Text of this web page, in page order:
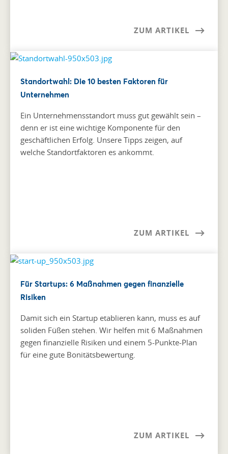
ZUM ARTIKEL
Standortwahl: Die 10 besten Faktoren für
Unternehmen
Ein Unternehmensstandort muss gut gewählt sein –
denn er ist eine wichtige Komponente für den
geschäftlichen Erfolg. Unsere Tipps zeigen, auf
welche Standortfaktoren es ankommt.
ZUM ARTIKEL
Für Startups: 6 Maßnahmen gegen finanzielle
Risiken
Damit sich ein Startup etablieren kann, muss es auf
soliden Füßen stehen. Wir helfen mit 6 Maßnahmen
gegen finanzielle Risiken und einem 5-Punkte-Plan
für eine gute Bonitätsbewertung.
ZUM ARTIKEL